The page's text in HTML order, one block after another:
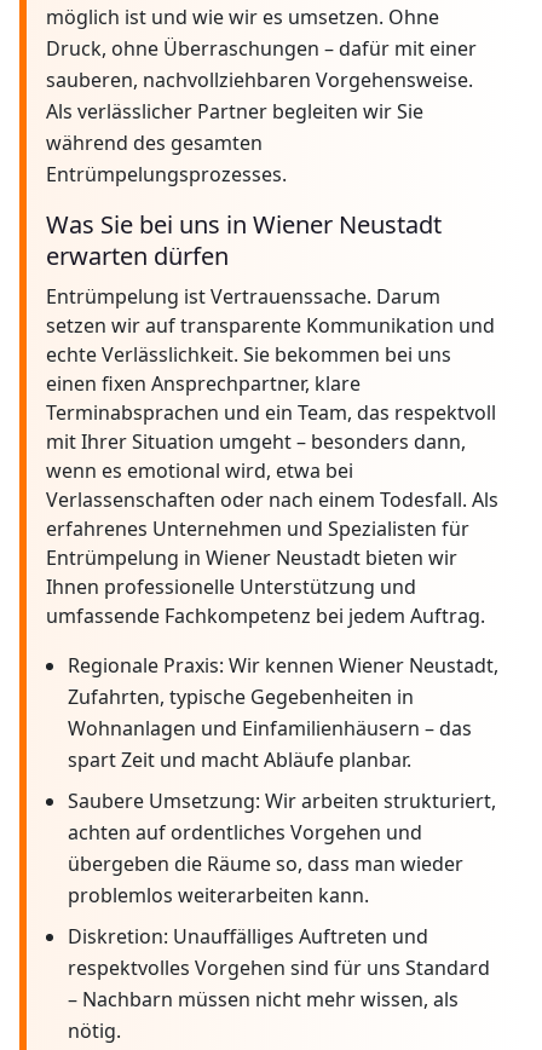
möglich ist und wie wir es umsetzen. Ohne
Druck, ohne Überraschungen – dafür mit einer
sauberen, nachvollziehbaren Vorgehensweise.
Als verlässlicher Partner begleiten wir Sie
während des gesamten
Entrümpelungsprozesses.
Was Sie bei uns in Wiener Neustadt
erwarten dürfen
Entrümpelung ist Vertrauenssache. Darum
setzen wir auf transparente Kommunikation und
echte Verlässlichkeit. Sie bekommen bei uns
einen fixen Ansprechpartner, klare
Terminabsprachen und ein Team, das respektvoll
mit Ihrer Situation umgeht – besonders dann,
wenn es emotional wird, etwa bei
Verlassenschaften oder nach einem Todesfall. Als
erfahrenes Unternehmen und Spezialisten für
Entrümpelung in Wiener Neustadt bieten wir
Ihnen professionelle Unterstützung und
umfassende Fachkompetenz bei jedem Auftrag.
Regionale Praxis: Wir kennen Wiener Neustadt,
Zufahrten, typische Gegebenheiten in
Wohnanlagen und Einfamilienhäusern – das
spart Zeit und macht Abläufe planbar.
Saubere Umsetzung: Wir arbeiten strukturiert,
achten auf ordentliches Vorgehen und
übergeben die Räume so, dass man wieder
problemlos weiterarbeiten kann.
Diskretion: Unauffälliges Auftreten und
respektvolles Vorgehen sind für uns Standard
– Nachbarn müssen nicht mehr wissen, als
nötig.